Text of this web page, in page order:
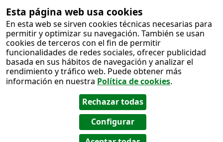
Esta página web usa cookies
En esta web se sirven cookies técnicas necesarias para
permitir y optimizar su navegación. También se usan
cookies de terceros con el fin de permitir
funcionalidades de redes sociales, ofrecer publicidad
basada en sus hábitos de navegación y analizar el
rendimiento y tráfico web. Puede obtener más
información en nuestra Política de cookies.